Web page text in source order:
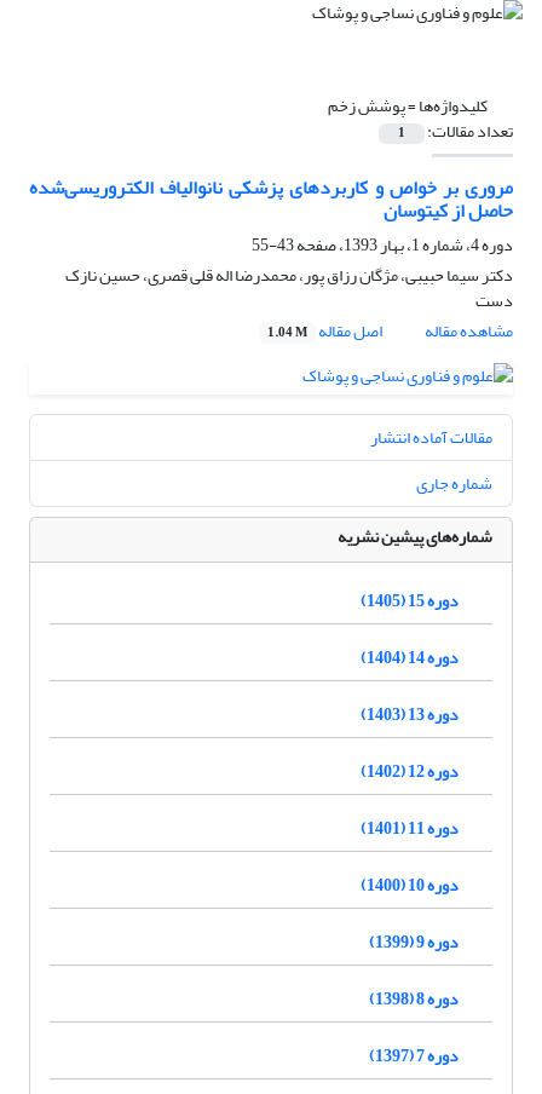
کلیدواژه‌ها =پوشش زخم
تعداد مقالات: 1
مروری بر خواص و کاربردهای پزشکی نانوالیاف الکتروریسی‌شده
حاصل از کیتوسان
دوره 4، شماره 1، بهار 1393، صفحه
43-55
دکتر سیما حبیبی، مژگان رزاق پور، محمدرضا اله قلی قصری، حسین نازک
دست
مشاهده مقاله
اصل مقاله 1.04 M
مقالات آماده انتشار
شماره جاری
شماره‌های پیشین نشریه
دوره 15 (1405)
دوره 14 (1404)
دوره 13 (1403)
دوره 12 (1402)
دوره 11 (1401)
دوره 10 (1400)
دوره 9 (1399)
دوره 8 (1398)
دوره 7 (1397)